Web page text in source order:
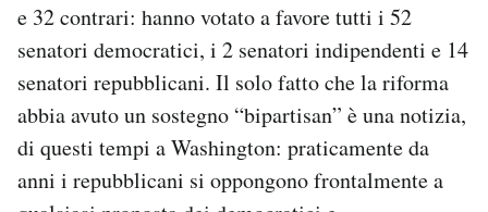
Hai bisogno di aiuto?
Esci
e 32 contrari: hanno votato a favore tutti i 52
senatori democratici, i 2 senatori indipendenti e 14
senatori repubblicani. Il solo fatto che la riforma
abbia avuto un sostegno “bipartisan” è una notizia,
di questi tempi a Washington: praticamente da
anni i repubblicani si oppongono frontalmente a